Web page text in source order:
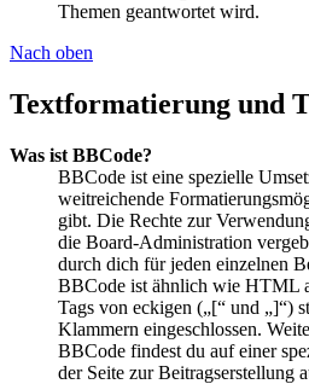
Themen geantwortet wird.
Nach oben
Textformatierung und
Was ist BBCode?
BBCode ist eine spezielle
weitreichende
gibt. Die Rechte zur
die Board-Administration
durch dich für jeden einzelnen
BBCode ist ähnlich wie HTML
Tags von eckigen („[“ und „]“)
Klammern eingeschlossen.
BBCode findest du auf einer
der Seite zur Beitragserstellung